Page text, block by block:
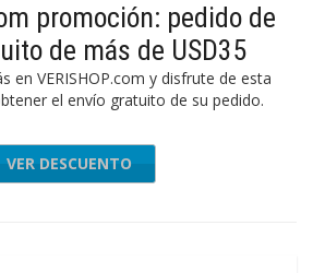
promoción: pedido de
de más de USD35
en VERISHOP.com y disfrute de esta
el envío gratuito de su pedido.
VER DESCUENTO